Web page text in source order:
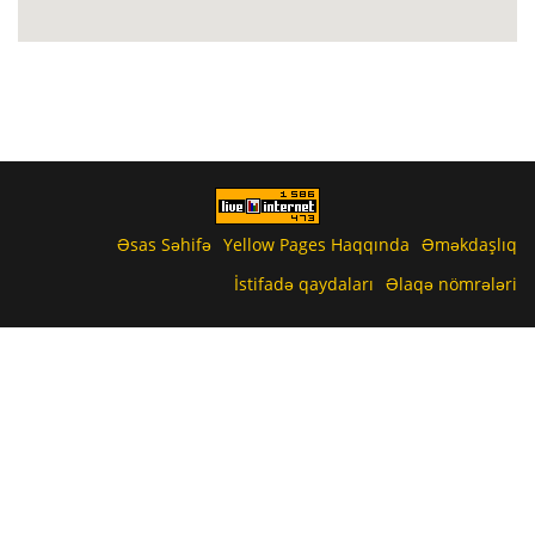
Əsas Səhifə Yellow Pages Haqqında Əməkdaşlıq
İstifadə qaydaları Əlaqə nömrələri